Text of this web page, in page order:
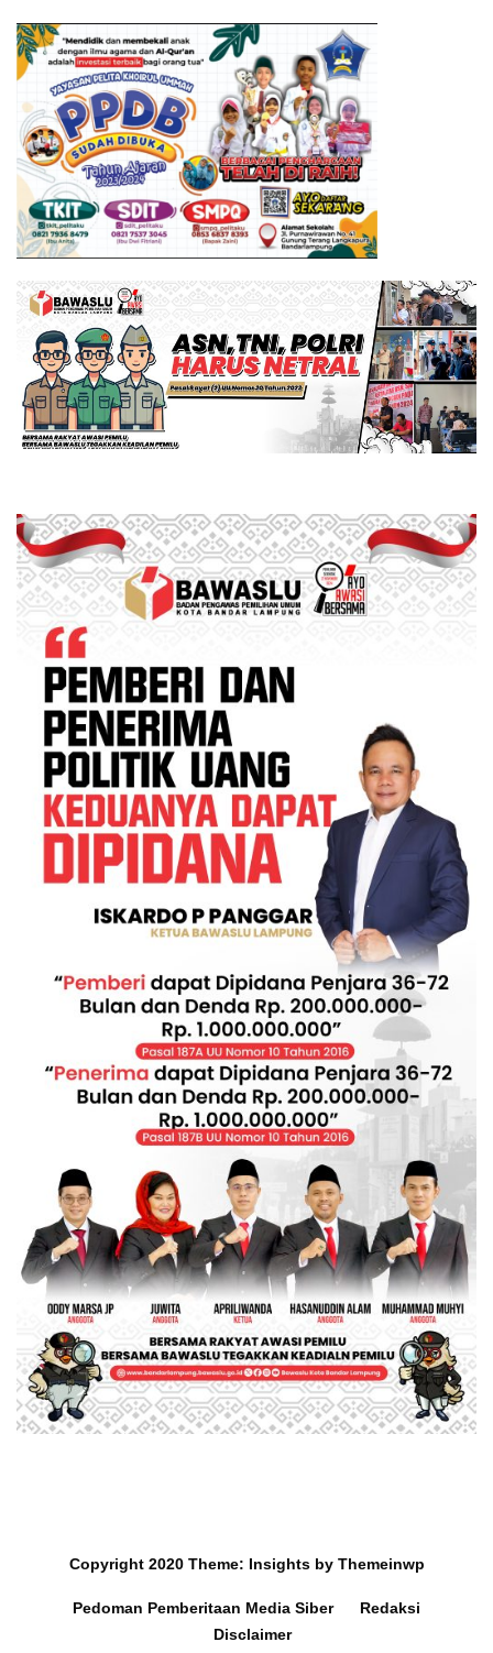
Copyright 2020 Theme: Insightsby Themeinwp
Pedoman Pemberitaan Media Siber
Redaksi
Disclaimer